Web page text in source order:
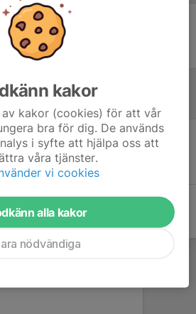
uppställning ifylld
Inget skrivet
kakor
av kakor (cookies) för att vår
bra för dig. De används
i syfte att hjälpa oss att
våra tjänster.
vi cookies
alla kakor
nödvändiga